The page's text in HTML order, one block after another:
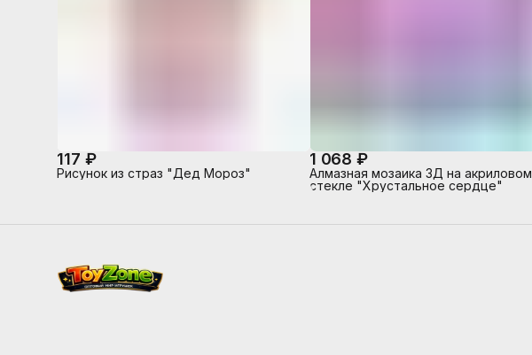
117 ₽
Рисунок из страз "Дед Мороз"
1 068 ₽
Алмазная мозаика 3Д на акриловом
стекле "Хрустальное сердце"